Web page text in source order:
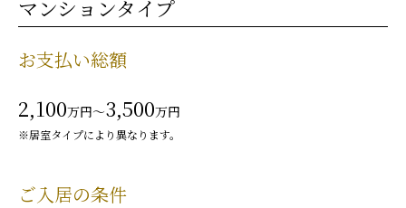
マンションタイプ
お支払い総額
2,100万円〜3,500万円
※居室タイプにより異なります。
ご入居の条件